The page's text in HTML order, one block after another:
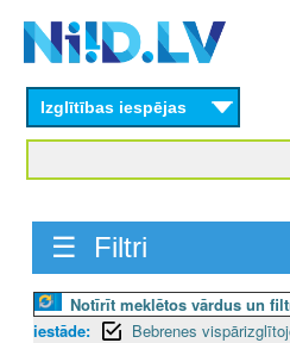
content
Izglītības iespējas
☰ Filtri
Notīrīt meklētos vārdus un
iestāde:
Bebrenes